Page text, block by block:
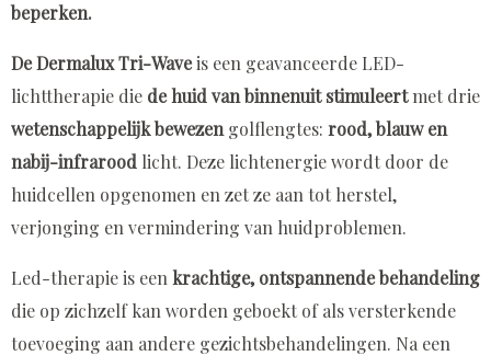
beperken.
De Dermalux Tri-Waveis een geavanceerde LED-
lichttherapie die de huid van binnenuit stimuleertmet drie
wetenschappelijk bewezen golflengtes: rood, blauw en
nabij-infrarood licht. Deze lichtenergie wordt door de
huidcellen opgenomen en zet ze aan tot herstel,
verjonging en vermindering van huidproblemen.
Led-therapie is een krachtige, ontspannende behandeling
die op zichzelf kan worden geboekt of als versterkende
toevoeging aan andere gezichtsbehandelingen. Na een